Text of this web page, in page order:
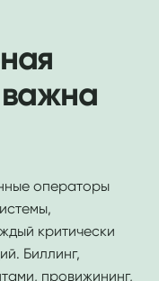
операторы
критически
Биллинг,
провижининг,